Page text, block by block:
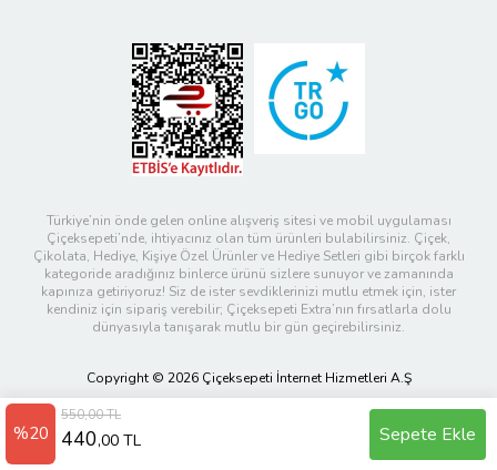
%20
550,00 TL
440,00 TL Sepete Ekle
Türkiye’nin önde gelen online alışveriş sitesi ve mobil uygulaması
Çiçeksepeti’nde, ihtiyacınız olan tüm ürünleri bulabilirsiniz. Çiçek,
Çikolata, Hediye, Kişiye Özel Ürünler ve Hediye Setleri gibi birçok farklı
kategoride aradığınız binlerce ürünü sizlere sunuyor ve zamanında
kapınıza getiriyoruz! Siz de ister sevdiklerinizi mutlu etmek için, ister
kendiniz için sipariş verebilir; Çiçeksepeti Extra’nın fırsatlarla dolu
dünyasıyla tanışarak mutlu bir gün geçirebilirsiniz.
Copyright © 2026 Çiçeksepeti İnternet Hizmetleri A.Ş